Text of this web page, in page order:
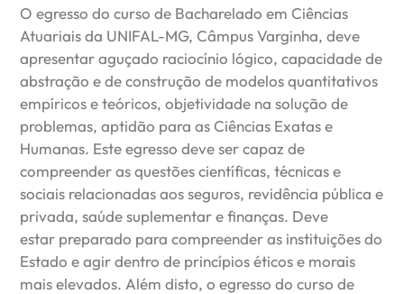
O egresso do curso de Bacharelado em Ciências
Atuariais da UNIFAL-MG, Câmpus Varginha, deve
apresentar aguçado raciocínio lógico, capacidade de
abstração e de construção de modelos quantitativos
empíricos e teóricos, objetividade na solução de
problemas, aptidão para as Ciências Exatas e
Humanas. Este egresso deve ser capaz de
compreender as questões científicas, técnicas e
sociais relacionadas aos seguros, revidência pública e
privada, saúde suplementar e finanças. Deve
estar preparado para compreender as instituições do
Estado e agir dentro de princípios éticos e morais
mais elevados. Além disto, o egresso do curso de